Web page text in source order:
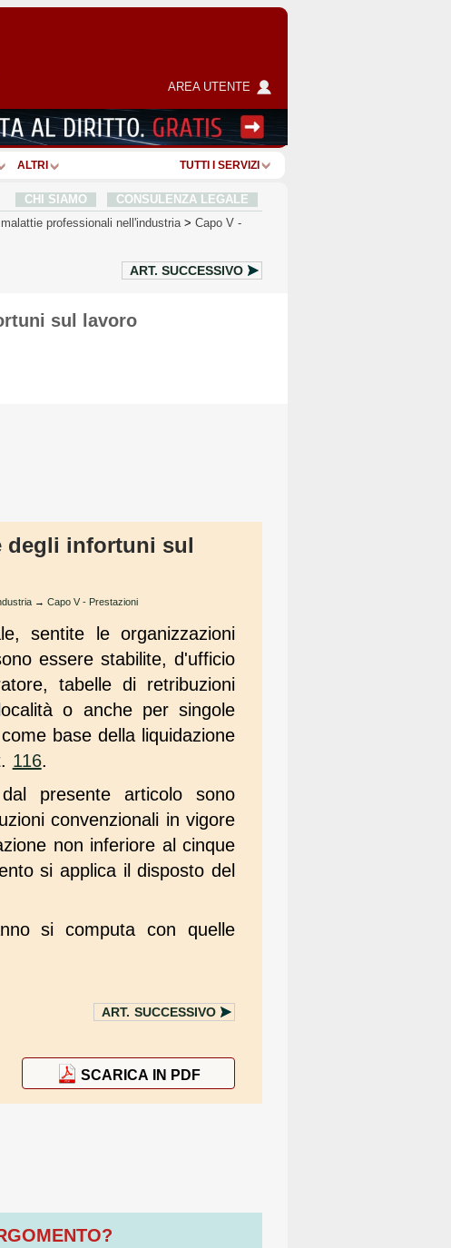
AREA UTENTE
ALTRI TUTTI I SERVIZI
CHI SIAMO
CONSULENZA LEGALE
professionali nell'industria > Capo V -
ART. SUCCESSIVO
sul lavoro
degli infortuni sul
→ Capo V - Prestazioni
sentite le organizzazioni
essere stabilite, d'ufficio
tabelle di retribuzioni
o anche per singole
base della liquidazione
116.
presente articolo sono
convenzionali in vigore
non inferiore al cinque
si applica il disposto del
si computa con quelle
ART. SUCCESSIVO
SCARICA IN PDF